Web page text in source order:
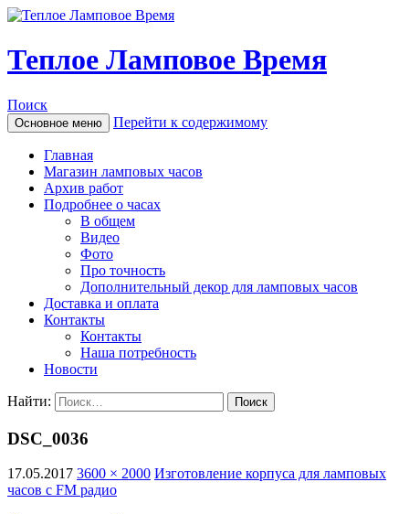
Теплое Ламповое Время
Поиск
Основное меню Перейти к содержимому
Главная
Магазин ламповых часов
Архив работ
Подробнее о часах
В общем
Видео
Фото
Про точность
Дополнительный декор для ламповых часов
Доставка и оплата
Контакты
Контакты
Наша потребность
Новости
Найти:
DSC_0036
17.05.2017 3600 × 2000 Изготовление корпуса для ламповых
часов с FM радио